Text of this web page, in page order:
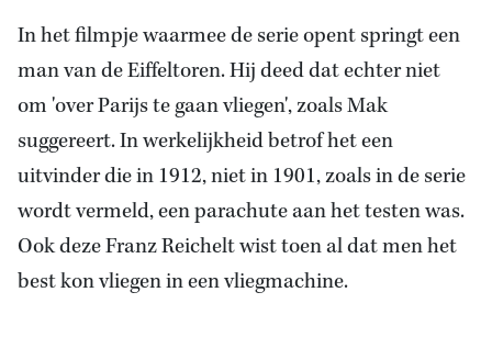
In het filmpje waarmee de serie opent springt een
man van de Eiffeltoren. Hij deed dat echter niet
om 'over Parijs te gaan vliegen', zoals Mak
suggereert. In werkelijkheid betrof het een
uitvinder die in 1912, niet in 1901, zoals in de serie
wordt vermeld, een parachute aan het testen was.
Ook deze Franz Reichelt wist toen al dat men het
best kon vliegen in een vliegmachine.